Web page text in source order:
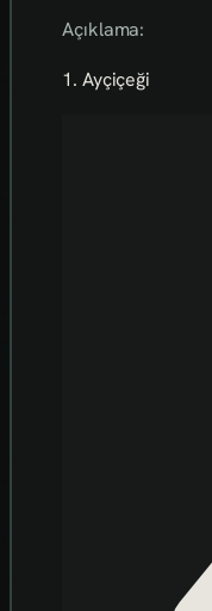
Açıklama:
1. Ayçiçeği